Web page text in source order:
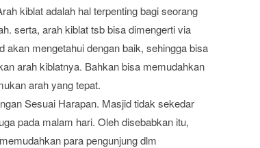
kiblat adalah hal terpenting bagi seorang
serta, arah kiblat tsb bisa dimengerti via
mengetahui dengan baik, sehingga bisa
arah kiblatnya. Bahkan bisa memudahkan
arah yang tepat.
Sesuai Harapan. Masjid tidak sekedar
pada malam hari. Oleh disebabkan itu,
para pengunjung dlm